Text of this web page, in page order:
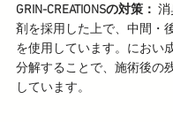
GRIN-CREATIONSの対策： 消
剤を採用した上で、中間・
を使用しています。におい
分解することで、施術後の
しています。